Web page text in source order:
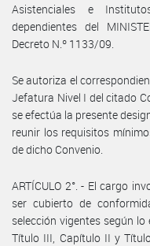
Asistenciales e
dependientes del
Decreto N.º 1133/09.
Se autoriza el
Jefatura Nivel I del citado
se efectúa la presente
reunir los requisitos
de dicho Convenio.
ARTÍCULO 2°. - El cargo
ser cubierto de
selección vigentes según
Título III, Capítulo II y